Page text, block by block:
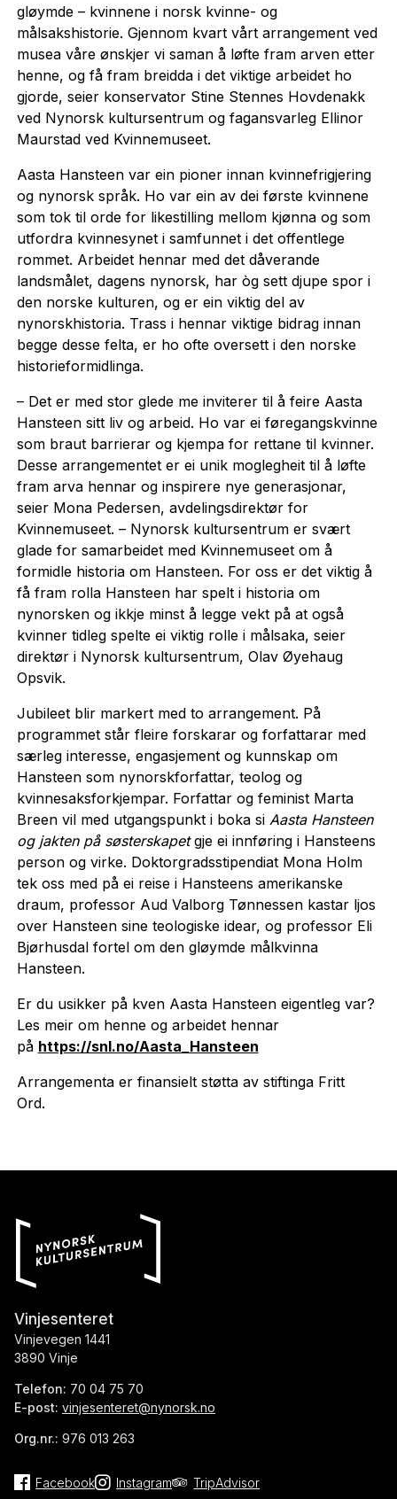
gløymde – kvinnene i norsk kvinne- og
målsakshistorie. Gjennom kvart vårt arrangement ved
musea våre ønskjer vi saman å løfte fram arven etter
henne, og få fram breidda i det viktige arbeidet ho
gjorde, seier konservator Stine Stennes Hovdenakk
ved Nynorsk kultursentrum og fagansvarleg Ellinor
Maurstad ved Kvinnemuseet.
Aasta Hansteen var ein pioner innan kvinnefrigjering
og nynorsk språk. Ho var ein av dei første kvinnene
som tok til orde for likestilling mellom kjønna og som
utfordra kvinnesynet i samfunnet i det offentlege
rommet. Arbeidet hennar med det dåverande
landsmålet, dagens nynorsk, har òg sett djupe spor i
den norske kulturen, og er ein viktig del av
nynorskhistoria. Trass i hennar viktige bidrag innan
begge desse felta, er ho ofte oversett i den norske
historieformidlinga.
– Det er med stor glede me inviterer til å feire Aasta
Hansteen sitt liv og arbeid. Ho var ei føregangskvinne
som braut barrierar og kjempa for rettane til kvinner.
Desse arrangementet er ei unik moglegheit til å løfte
fram arva hennar og inspirere nye generasjonar,
seier Mona Pedersen, avdelingsdirektør for
Kvinnemuseet. – Nynorsk kultursentrum er svært
glade for samarbeidet med Kvinnemuseet om å
formidle historia om Hansteen. For oss er det viktig å
få fram rolla Hansteen har spelt i historia om
nynorsken og ikkje minst å legge vekt på at også
kvinner tidleg spelte ei viktig rolle i målsaka, seier
direktør i Nynorsk kultursentrum, Olav Øyehaug
Opsvik.
Jubileet blir markert med to arrangement. På
programmet står fleire forskarar og forfattarar med
særleg interesse, engasjement og kunnskap om
Hansteen som nynorskforfattar, teolog og
kvinnesaksforkjempar. Forfattar og feminist Marta
Breen vil med utgangspunkt i boka si Aasta Hansteen
og jakten på søsterskapetgje ei innføring i Hansteens
person og virke. Doktorgradsstipendiat Mona Holm
tek oss med på ei reise i Hansteens amerikanske
draum, professor Aud Valborg Tønnessen kastar ljos
over Hansteen sine teologiske idear, og professor Eli
Bjørhusdal fortel om den gløymde målkvinna
Hansteen.
Er du usikker på kven Aasta Hansteen eigentleg var?
Les meir om henne og arbeidet hennar
på https://snl.no/Aasta_Hansteen
Arrangementa er finansielt støtta av stiftinga Fritt
Ord.
Vinjesenteret
Vinjevegen 1441
3890 Vinje
Telefon: 70 04 75 70
E-post: vinjesenteret@nynorsk.no
Org.nr.: 976 013 263
Facebook Instagram TripAdvisor